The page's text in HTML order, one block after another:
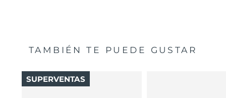
TAMBIÉN TE PUEDE GUSTAR
SUPERVENTAS